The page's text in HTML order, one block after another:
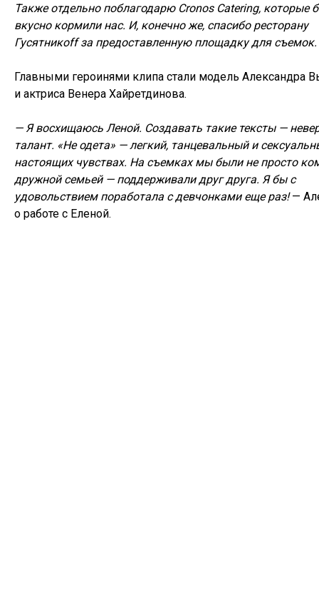
Также отдельно поблагодарю Cronos Catering, которые
вкусно кормили нас. И, конечно же, спасибо ресторану
Гусятникoff за предоставленную площадку для съемок.
Главными героинями клипа стали модель Александра
и актриса Венера Хайретдинова.
— Я восхищаюсь Леной. Создавать такие тексты —
талант. «Не одета» — легкий, танцевальный и
настоящих чувствах. На съемках мы были не просто
дружной семьей — поддерживали друг друга. Я бы с
удовольствием поработала с девчонками еще раз!—
о работе с Еленой.